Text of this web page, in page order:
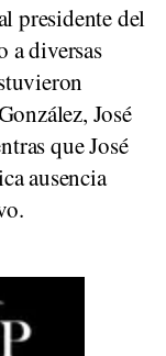
presidente del
a diversas
José
que José
ausencia